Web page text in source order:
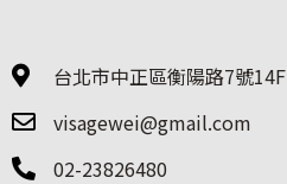
台北市中正區衡陽路7號14F
visagewei@gmail.com
02-23826480